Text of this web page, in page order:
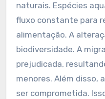
naturais. Espécies
fluxo constante para
alimentação. A
biodiversidade. A
prejudicada,
menores. Além disso,
ser comprometida.